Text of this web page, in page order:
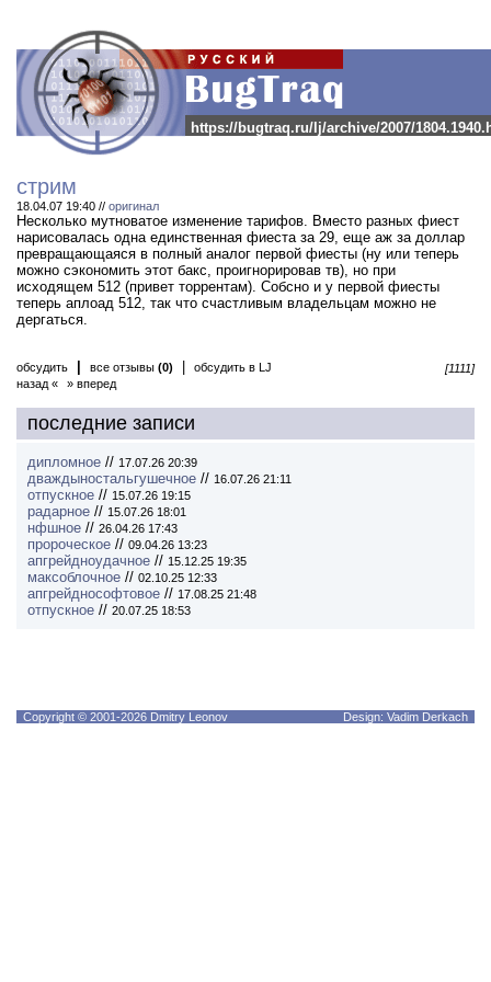
https://bugtraq.ru/lj/archive/2007/
стрим
18.04.07 19:40 // оригинал
Несколько мутноватое изменение тарифов. Вместо разных фиест
нарисовалась одна единственная фиеста за 29, еще аж за доллар
превращающаяся в полный аналог первой фиесты (ну или теперь
можно сэкономить этот бакс, проигнорировав тв), но при
исходящем 512 (привет торрентам). Собсно и у первой фиесты
теперь аплоад 512, так что счастливым владельцам можно не
дергаться.
обсудить все отзывы (0) обсудить в LJ
[1111]
назад «
» вперед
последние записи
дипломное // 17.07.26 20:39
дваждыностальгушечное // 16.07.26 21:11
отпускное // 15.07.26 19:15
радарное // 15.07.26 18:01
нфшное // 26.04.26 17:43
пророческое // 09.04.26 13:23
апгрейдноудачное // 15.12.25 19:35
максоблочное // 02.10.25 12:33
апгрейднософтовое // 17.08.25 21:48
отпускное // 20.07.25 18:53
Copyright © 2001-2026 Dmitry Leonov Design: Vadim Derkach